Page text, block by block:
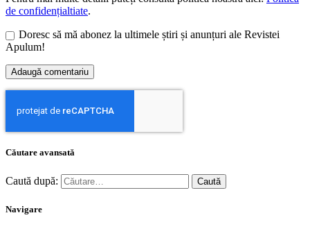
de confidențialtiate.
Doresc să mă abonez la ultimele știri și anunțuri ale Revistei
Apulum!
Căutare avansată
Caută după:
Navigare